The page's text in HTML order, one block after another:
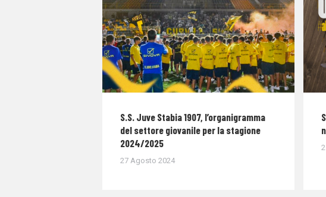
S.S. Juve Stabia 1907, l’organigramma
del settore giovanile per la stagione
2024/2025
27 Agosto 2024